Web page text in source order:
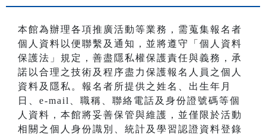
本館為辦理各項推廣活動等業務，需蒐集報名者
個人資料以便聯繫及通知，並將遵守「個人資料
保護法」規定，善盡隱私權保護責任與義務，承
諾以合理之技術及程序盡力保護報名人員之個人
資料及隱私。報名者所提供之姓名、出生年月
日、e-mail、職稱、聯絡電話及身份證號碼等個
人資料，本館將妥善保管與維護，並僅限於活動
相關之個人身份識別、統計及學習認證資料登錄